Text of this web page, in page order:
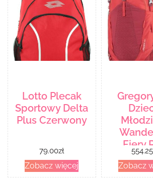
Lotto Plecak
Sportowy Delta
Plus Czerwony
79.00zł
Zobacz więcej
Fiery
554.25
Zobacz